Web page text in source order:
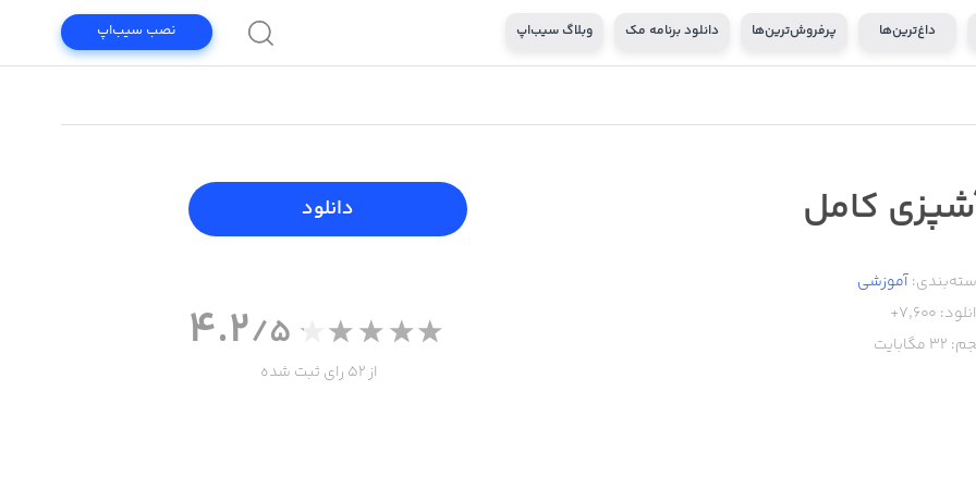
داغ‌ترین‌ها پرفروش‌ترین‌ها دانلود برنامه مک وبلاگ سیب‌اپ نصب سیب‌اپ
کامل
آموزشی
7,600+
32 مگابایت
دانلود
4.2/5
از 52 رای ثبت شده